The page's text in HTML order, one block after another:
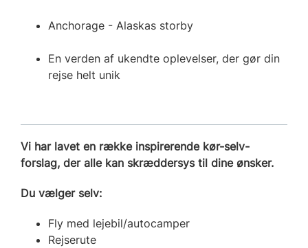
Anchorage - Alaskas storby
En verden af ukendte oplevelser, der gør din
rejse helt unik
Vi har lavet en række inspirerende kør-selv-
forslag, der alle kan skræddersys til dine ønsker.
Du vælger selv:
Fly med lejebil/autocamper
Rejserute